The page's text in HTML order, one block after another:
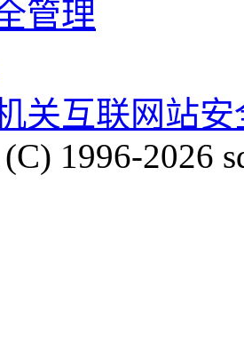
关互联网站
1996-2026